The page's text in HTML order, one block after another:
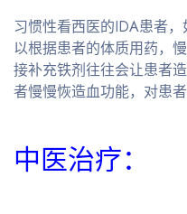
习惯性看西医的IDA患者
以根据患者的体质用药，
接补充铁剂往往会让患者
者慢慢恢造血功能，对患
中医治疗：